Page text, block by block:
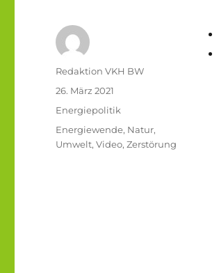
Autor
Redaktion VKH BW
Veröffentlicht
26. März 2021
Kategorien
Energiepolitik
Schlagwörter
Energiewende, Natur,
Umwelt,Video,Zerstörung